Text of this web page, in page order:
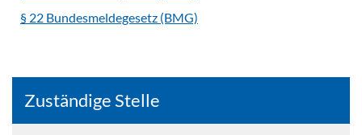
§ 22 Bundesmeldegesetz (BMG)
Zuständige Stelle